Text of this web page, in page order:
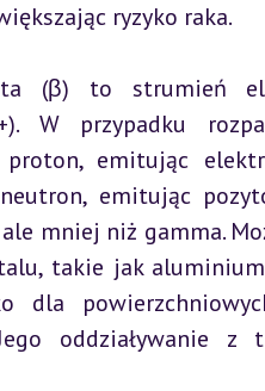
ryzyko raka.
(β) to strumień
W przypadku
proton, emitując
emitując
mniej niż gamma.
takie jak
dla
oddziaływanie